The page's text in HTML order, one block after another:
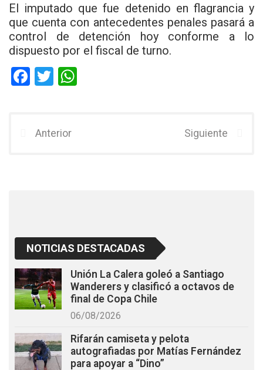
El imputado que fue detenido en flagrancia y
que cuenta con antecedentes penales pasará a
control de detención hoy conforme a lo
dispuesto por el fiscal de turno.
F
b
T
er
Anterior Siguiente
NOTICIAS DESTACADAS
Unión La Calera goleó a Santiago
Wanderers y clasificó a octavos de
final de Copa Chile
06/08/2026
Rifarán camiseta y pelota
autografiadas por Matías Fernández
para apoyar a “Dino”